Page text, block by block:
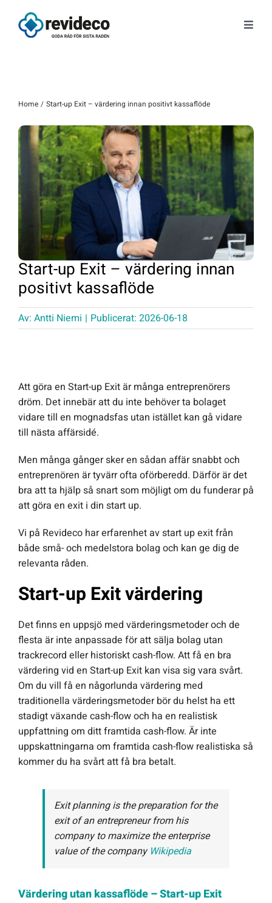
innehållet
Om oss
Tips & Nyheter
Gratis kunskap
Kontakt
Fråga Astrid
Offert Direkt
Home Start-up Exit – värdering innan positivt kassaflöde
Start-up Exit – värdering innan
positivt kassaflöde
Av: Antti Niemi | Publicerat: 2026-06-18
Att göra en Start-up Exit är många entreprenörers
dröm. Det innebär att du inte behöver ta bolaget
vidare till en mognadsfas utan istället kan gå vidare
till nästa affärsidé.
Men många gånger sker en sådan affär snabbt och
entreprenören är tyvärr ofta oförberedd. Därför är det
bra att ta hjälp så snart som möjligt om du funderar på
att göra en exit i din start up.
Vi på Revideco har erfarenhet av start up exit från
både små- och medelstora bolag och kan ge dig de
relevanta råden.
Start-up Exit värdering
Det finns en uppsjö med värderingsmetoder och de
flesta är inte anpassade för att sälja bolag utan
trackrecord eller historiskt cash-flow. Att få en bra
värdering vid en Start-up Exit kan visa sig vara svårt.
Om du vill få en någorlunda värdering med
traditionella värderingsmetoder bör du helst ha ett
stadigt växande cash-flow och ha en realistisk
uppfattning om ditt framtida cash-flow. Är inte
uppskattningarna om framtida cash-flow realistiska så
kommer du ha svårt att få bra betalt.
Exit planning is the preparation for the
exit of an entrepreneur from his
company to maximize the enterprise
value of the company Wikipedia
Värdering utan kassaflöde – Start-up Exit